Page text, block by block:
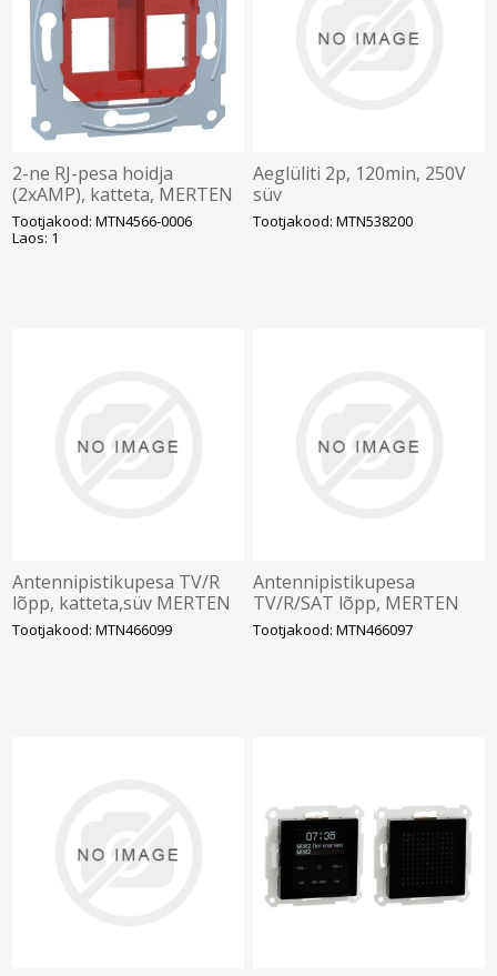
2-ne RJ-pesa hoidja
(2xAMP), katteta, MERTEN
Tootjakood: MTN4566-0006
Laos: 1
Aeglüliti 2p, 120min, 250V
süv
Tootjakood: MTN538200
Antennipistikupesa TV/R
lõpp, katteta,süv MERTEN
Tootjakood: MTN466099
Antennipistikupesa
TV/R/SAT lõpp, MERTEN
Tootjakood: MTN466097